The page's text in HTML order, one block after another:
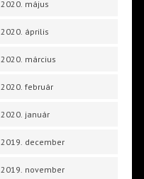
2020. május
2020. április
2020. március
2020. február
2020. január
2019. december
2019. november